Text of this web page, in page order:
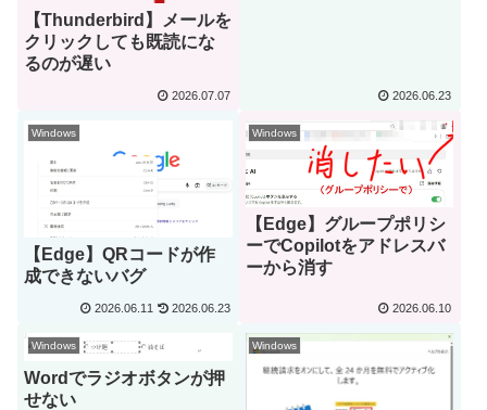
【Thunderbird】メールを
クリックしても既読にな
るのが遅い
2026.07.07 2026.06.23
Windows
【Edge】QRコードが作
成できないバグ
2026.06.11 2026.06.23
Windows
【Edge】グループポリシ
ーでCopilotをアドレスバ
ーから消す
2026.06.10
Windows
Wordでラジオボタンが押
せない
Windows